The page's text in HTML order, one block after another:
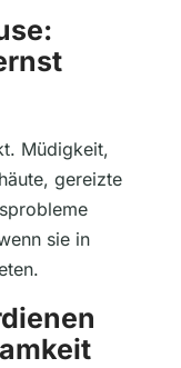
Müdigkeit,
gereizte
sie in